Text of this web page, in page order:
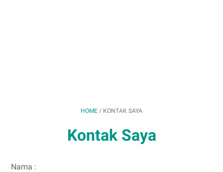
HOME / KONTAK SAYA
Kontak Saya
Nama :